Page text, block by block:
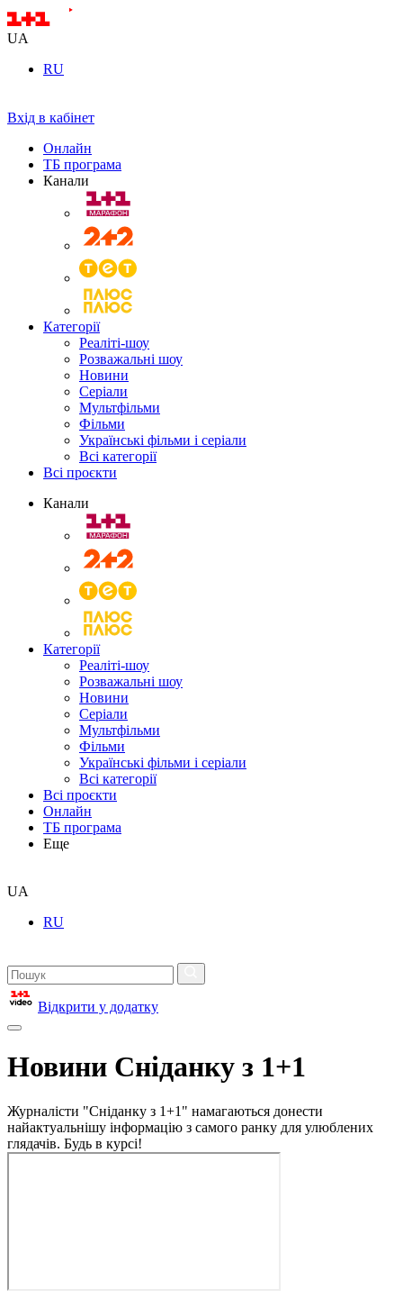
UA
RU
Вхід в кабінет
Онлайн
ТБ програма
Канали
Категорії
Реаліті-шоу
Розважальні шоу
Новини
Серіали
Мультфільми
Фільми
Українські фільми і серіали
Всі категорії
Всі проєкти
Канали
Категорії
Реаліті-шоу
Розважальні шоу
Новини
Серіали
Мультфільми
Фільми
Українські фільми і серіали
Всі категорії
Всі проєкти
Онлайн
ТБ програма
Еще
UA
RU
Відкрити у додатку
Новини Сніданку з 1+1
Журналісти "Сніданку з 1+1" намагаються донести
найактуальнішу інформацію з самого ранку для улюблених
глядачів. Будь в курсі!